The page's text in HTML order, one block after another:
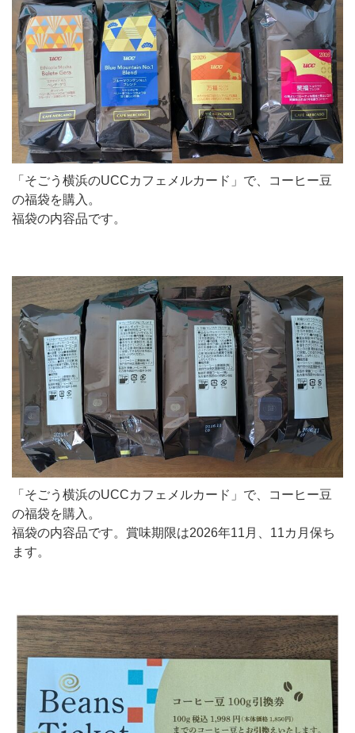
「そごう横浜のUCCカフェメルカード」で、コーヒー豆
の福袋を購入。
福袋の内容品です。
「そごう横浜のUCCカフェメルカード」で、コーヒー豆
の福袋を購入。
福袋の内容品です。賞味期限は2026年11月、11カ月保ち
ます。